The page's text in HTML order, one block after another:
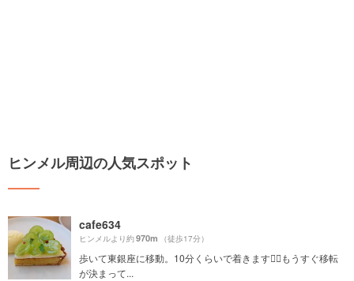
ヒンメル周辺の人気スポット
cafe634
ヒンメルより約970m （徒歩17分）
歩いて東銀座に移動。10分くらいで着きます🚶‍♂️もうすぐ移転
が決まって...